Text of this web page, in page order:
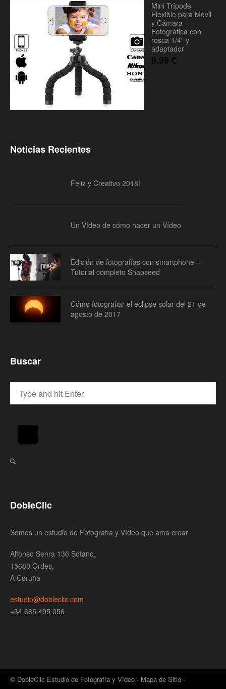
Mini Trípode
Flexible para Móvil
y Cámara
Fotográfica con
rosca 1/4" y
adaptador
9.99 €
Noticias Recientes
Feliz y Creativo 2018!
Un Vídeo de cómo hacer un Vídeo
Edición de fotografías con smartphone –
Tutorial completo Snapseed
Cómo fotografiar el eclipse solar del 21 de
agosto de 2017
Buscar
DobleClic
Somos un estudio de Fotografía y Vídeo que ama crear
Alfonso Senra 136 Sótano,
15680 Ordes,
A Coruña
estudio@dobleclic.com
+34 685 495 056
© DobleClic Estudio de Fotografía y Vídeo - Mapa de Sitio -